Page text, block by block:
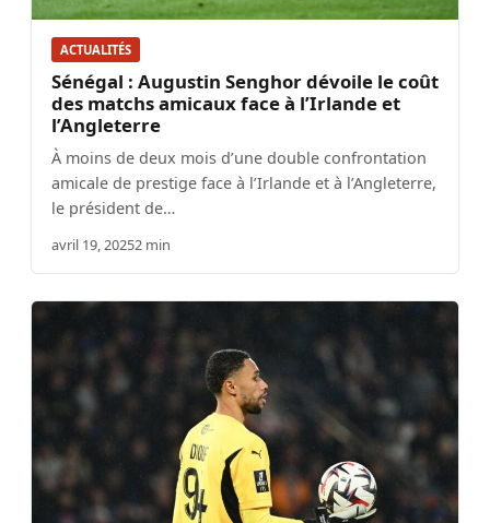
ACTUALITÉS
Sénégal : Augustin Senghor dévoile le coût
des matchs amicaux face à l’Irlande et
l’Angleterre
À moins de deux mois d’une double confrontation
amicale de prestige face à l’Irlande et à l’Angleterre,
le président de…
avril 19, 20252 min